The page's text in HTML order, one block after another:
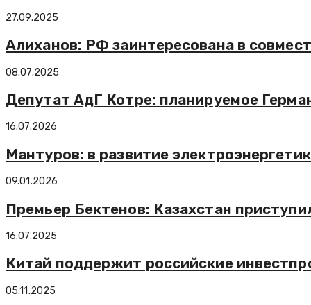
27.09.2025
Алиханов: РФ заинтересована в
08.07.2025
Депутат АдГ Котре: планируемое
16.07.2026
Мантуров: в развитие
09.01.2026
Премьер Бектенов: Казахстан
16.07.2025
Китай поддержит российские
05.11.2025